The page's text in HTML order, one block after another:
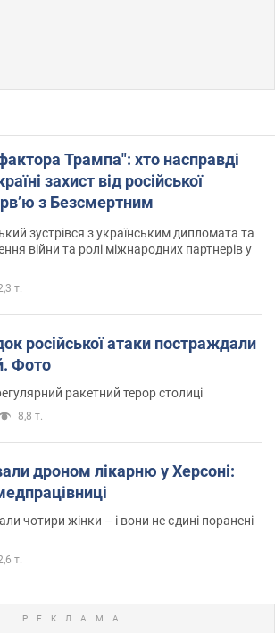
Трампа": хто насправді
захист від російської
з Безсмертним
зустрівся з українським дипломата та
війни та ролі міжнародних партнерів у
т.
російської атаки постраждали
Фото
ракетний терор столиці
8,8 т.
дроном лікарню у Херсоні:
чотири жінки – і вони не єдині поранені
т.